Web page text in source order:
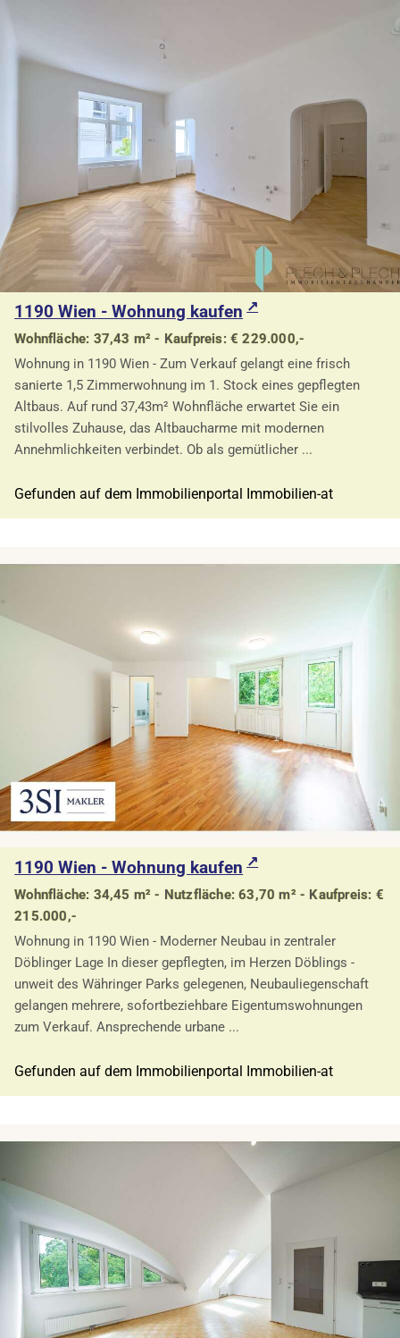
1190 Wien - Wohnung kaufen
Wohnfläche: 37,43 m² - Kaufpreis: € 229.000,-
Wohnung in 1190 Wien - Zum Verkauf gelangt eine frisch
sanierte 1,5 Zimmerwohnung im 1. Stock eines gepflegten
Altbaus. Auf rund 37,43m² Wohnfläche erwartet Sie ein
stilvolles Zuhause, das Altbaucharme mit modernen
Annehmlichkeiten verbindet. Ob als gemütlicher ...
Gefunden auf dem Immobilienportal Immobilien-at
1190 Wien - Wohnung kaufen
Wohnfläche: 34,45 m² - Nutzfläche: 63,70 m² - Kaufpreis: €
215.000,-
Wohnung in 1190 Wien - Moderner Neubau in zentraler
Döblinger Lage In dieser gepflegten, im Herzen Döblings -
unweit des Währinger Parks gelegenen, Neubauliegenschaft
gelangen mehrere, sofortbeziehbare Eigentumswohnungen
zum Verkauf. Ansprechende urbane ...
Gefunden auf dem Immobilienportal Immobilien-at